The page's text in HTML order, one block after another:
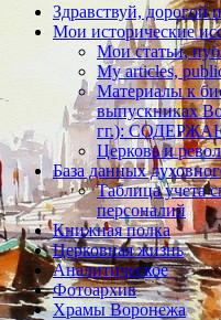
Здравствуй, дорогой
Мои исторические
Мои статьи,
My articles,
Материалы к
выпускниках
гг.):
Церковь и
База данных
Таблица учета
персоналий
Книжная полка
Церковная жизнь
Аналитическое
Фотоархив
Храмы Воронежа